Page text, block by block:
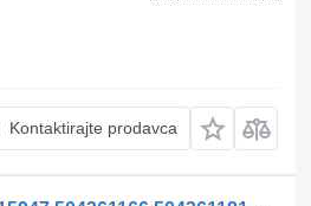
Kontaktirajte prodavca